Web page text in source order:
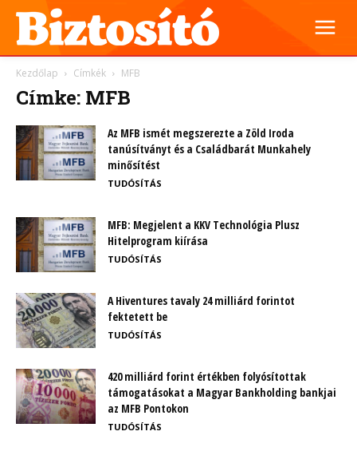
Kezdőlap Címkék MFB
Címke: MFB
Az MFB ismét megszerezte a Zöld Iroda
tanúsítványt és a Családbarát Munkahely
minősítést
TUDÓSÍTÁS
MFB: Megjelent a KKV Technológia Plusz
Hitelprogram kiírása
TUDÓSÍTÁS
A Hiventures tavaly 24 milliárd forintot
fektetett be
TUDÓSÍTÁS
420 milliárd forint értékben folyósítottak
támogatásokat a Magyar Bankholding bankjai
az MFB Pontokon
TUDÓSÍTÁS